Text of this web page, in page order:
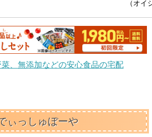
（オ
、無添加などの安心食品の宅配
ぃっしゅぼーや